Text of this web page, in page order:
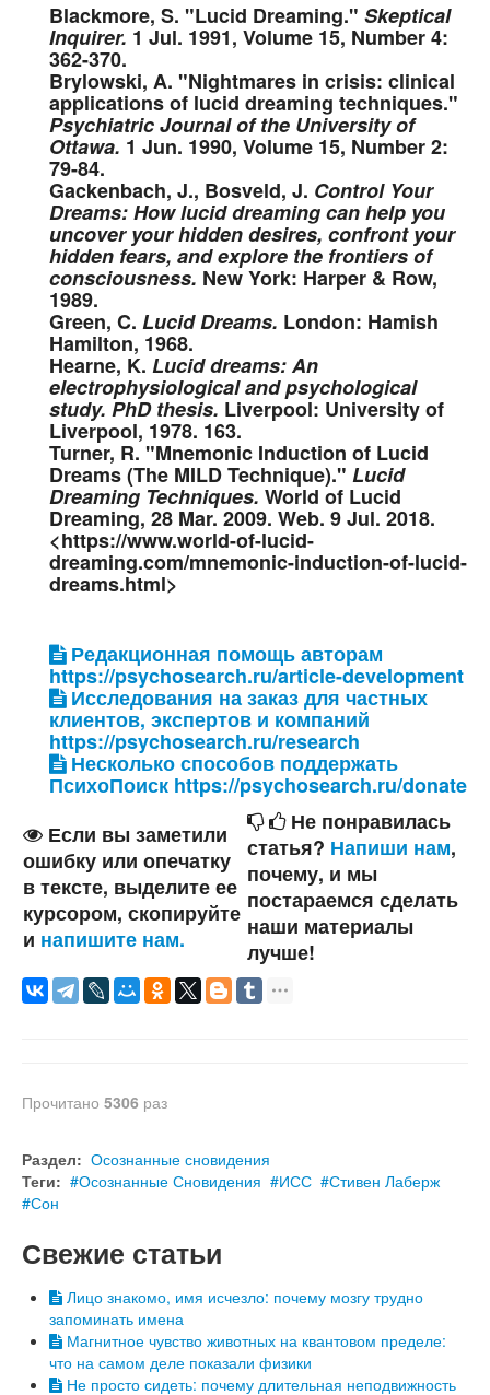
Blackmore, S. "Lucid Dreaming." Skeptical
Inquirer. 1 Jul. 1991, Volume 15, Number 4:
362-370.
Brylowski, A. "Nightmares in crisis: clinical
applications of lucid dreaming techniques."
Psychiatric Journal of the University of
Ottawa. 1 Jun. 1990, Volume 15, Number 2:
79-84.
Gackenbach, J., Bosveld, J. Control Your
Dreams: How lucid dreaming can help you
uncover your hidden desires, confront your
hidden fears, and explore the frontiers of
consciousness. New York: Harper & Row,
1989.
Green, C. Lucid Dreams. London: Hamish
Hamilton, 1968.
Hearne, K. Lucid dreams: An
electrophysiological and psychological
study. PhD thesis. Liverpool: University of
Liverpool, 1978. 163.
Turner, R. "Mnemonic Induction of Lucid
Dreams (The MILD Technique)." Lucid
Dreaming Techniques. World of Lucid
Dreaming, 28 Mar. 2009. Web. 9 Jul. 2018.
<https://www.world-of-lucid-
dreaming.com/mnemonic-induction-of-lucid-
dreams.html>
Редакционная помощь авторам
https://psychosearch.ru/article-development
Исследования на заказ для частных
клиентов, экспертов и компаний
https://psychosearch.ru/research
Несколько способов поддержать
ПсихоПоиск https://psychosearch.ru/donate
Если вы заметили
ошибку или опечатку
в тексте, выделите ее
курсором, скопируйте
и напишите нам.
Не понравилась
статья? Напиши нам,
почему, и мы
постараемся сделать
наши материалы
лучше!
Прочитано 5306 раз
Раздел: Осознанные сновидения
Теги:
Осознанные Сновидения ИСС
Стивен Лаберж
Сон
Свежие статьи
Лицо знакомо, имя исчезло: почему мозгу трудно
запоминать имена
Магнитное чувство животных на квантовом пределе:
что на самом деле показали физики
Не просто сидеть: почему длительная неподвижность